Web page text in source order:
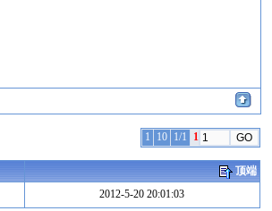
1 10 1/1 1
顶端
2012-5-20 20:01:03